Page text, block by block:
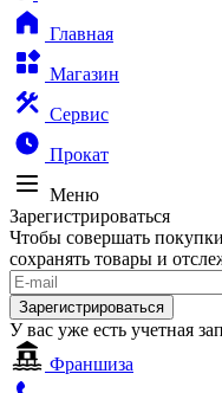
Главная
Магазин
Сервис
Прокат
Меню
Зарегистрироваться
Чтобы совершать
сохранять товары и
Зарегистрироваться
У вас уже есть учетная
Франшиза